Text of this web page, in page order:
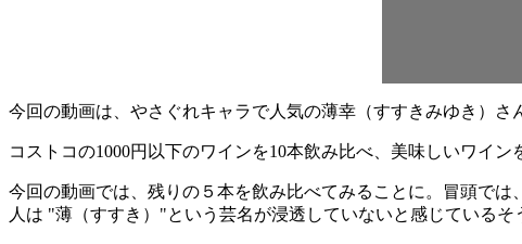
今回の動画は、やさぐれキャラで人気の薄幸（すすきみゆき）
コストコの1000円以下のワインを10本飲み比べ、美味しいワイ
今回の動画では、残りの５本を飲み比べてみることに。冒頭で
人は "薄（すすき）"という芸名が浸透していないと感じているそ